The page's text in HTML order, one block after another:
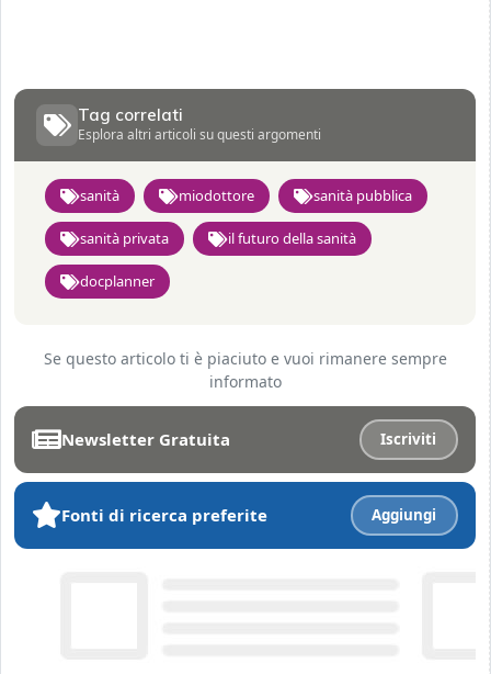
Tag correlati
Esplora altri articoli su questi argomenti
sanità miodottore sanità pubblica
sanità privata il futuro della sanità
docplanner
Se questo articolo ti è piaciuto e vuoi rimanere sempre
informato
Newsletter Gratuita Iscriviti
Fonti di ricerca preferite Aggiungi